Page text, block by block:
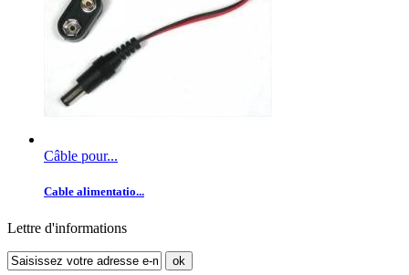
Câble pour...
Cable alimentatio...
Lettre d'informations
ok